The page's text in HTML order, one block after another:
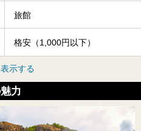
旅館
格安（1,000円以下）
示する
力